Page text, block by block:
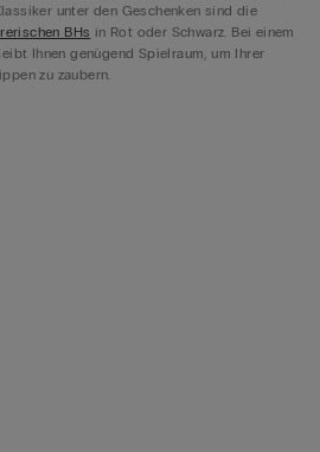
unter den Geschenken sind die
BHs in Rot oder Schwarz. Bei einem
Ihnen genügend Spielraum, um Ihrer
zu zaubern.